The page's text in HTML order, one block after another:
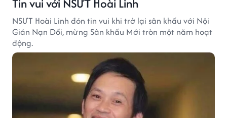
Tin vui với NSƯT Hoài Linh
NSƯT Hoài Linh đón tin vui khi trở lại sân khấu với Nội
Gián Nạn Dối, mừng Sân khấu Mới tròn một năm hoạt
động.